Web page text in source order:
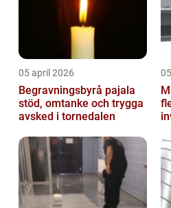
05 april 2026
Begravningsbyrå pajala
stöd, omtanke och trygga
avsked i tornedalen